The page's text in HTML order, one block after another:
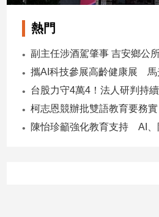
座/
命
康/
親
熱門
陳怡珍籲強化教育支持 AI、